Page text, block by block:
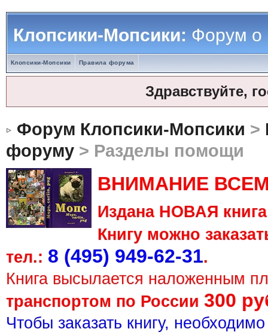
Клопсики-Мопсики:Форум о
Клопсики-Мопсики Правила форума
Здравствуйте,
Форум Клопсики-Мопсики >
форуму> Разделы помощи
ВНИМАНИЕ
Издана НОВАЯ
Книгу можно
тел.: 8 (495) 949-62-31.
Книга высылается наложенным
транспортом по России 300
Чтобы заказать книгу,